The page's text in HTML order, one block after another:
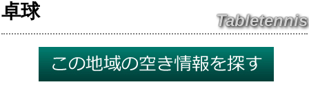
卓球 Tabletennis